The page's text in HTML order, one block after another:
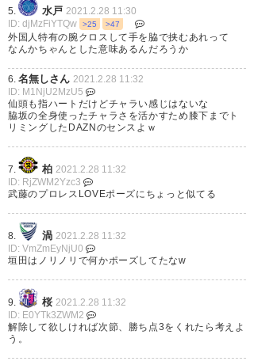
5. 水戸 2021.2.28 11:30
ID: djMzFiYTQw
>25 >47
外国人特有の腕クロスして手を脇で挟むあれって
なんかちゃんとした意味あるんだろうか
6. 名無しさん 2021.2.28 11:32
ID: M1NjU2MzU5
仙頭も指ハートだけどチャラい感じはないな
脇坂の全身使ったチャラさを活かすため膝下までト
リミングしたDAZNのセンスよｗ
7. 柏 2021.2.28 11:32
ID: RjZWM2Yzc3
武藤のプロレスLOVEポーズにちょっと似てる
8. 渦 2021.2.28 11:32
ID: VmZmEyNjU0
垣田はノリノリで何かポーズしてたなw
9. 桜 2021.2.28 11:32
ID: E0YTk3ZWM2
解除して欲しければ次節、勝ち点3をくれたら考えよ
う。